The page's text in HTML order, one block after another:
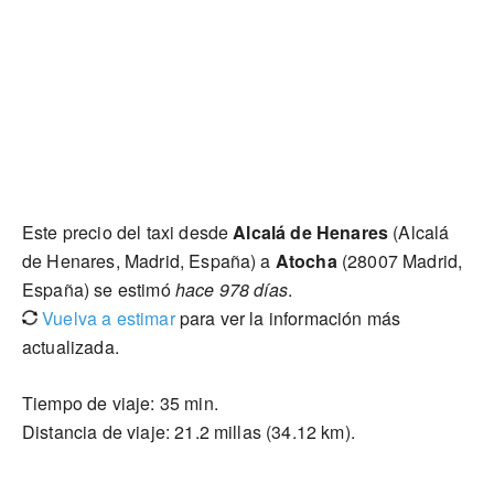
Este precio del taxi desdeAlcalá de Henares (Alcalá
de Henares, Madrid, España) a Atocha(28007 Madrid,
España) se estimóhace 978 días.
Vuelva a estimarpara ver la información más
actualizada.
Tiempo de viaje: 35 min.
Distancia de viaje: 21.2 millas (34.12 km).